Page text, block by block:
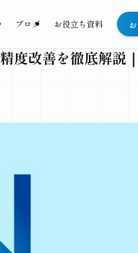
ブログ お役立ち資料
度改善を徹底解説